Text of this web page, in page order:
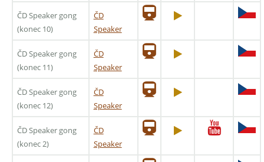
ČD Speaker gong
(konec 10)
ČD
Speaker
ČD Speaker gong
(konec 11)
ČD
Speaker
ČD Speaker gong
(konec 12)
ČD
Speaker
ČD Speaker gong
(konec 2)
ČD
Speaker